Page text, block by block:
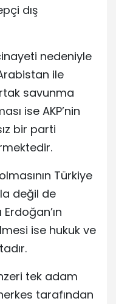
dış
nedeniyle
ile
savunma
ise AKP’nin
bir parti
Türkiye
değil de
ise hukuk ve
tek adam
tarafından